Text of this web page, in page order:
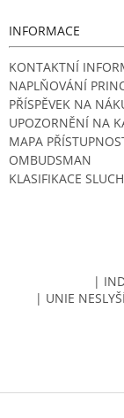
INFORMACE
KONTAKTNÍ
NAPLŇOVÁNÍ
PŘÍSPĚVEK NA
UPOZORNĚNÍ NA
MAPA
OMBUDSMAN
KLASIFIKACE
|
| UNIE